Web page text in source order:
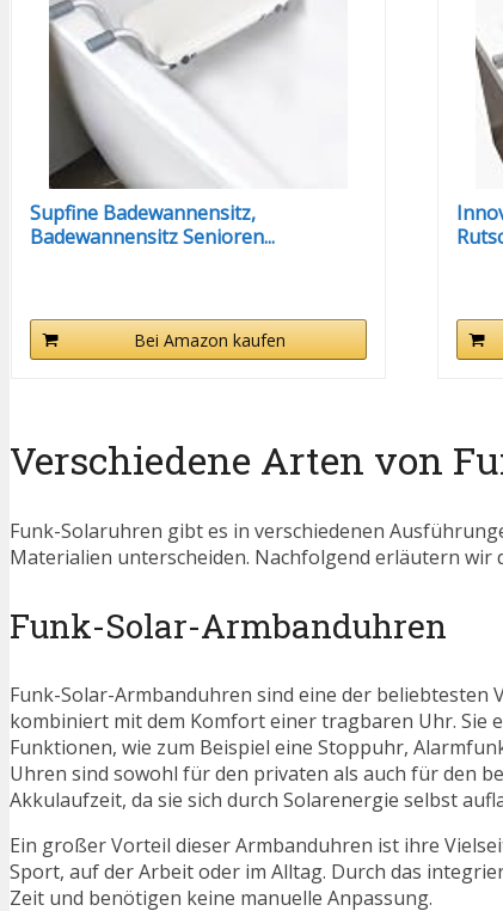
Supfine Badewannensitz,
Badewannensitz Senioren...
Bei Amazon kaufen
Verschiedene Arten von
Funk-Solaruhren gibt es in verschiedenen
Materialien unterscheiden. Nachfolgend erläutern wir
Funk-Solar-Armbanduhren
Funk-Solar-Armbanduhren sind eine der beliebtesten
kombiniert mit dem Komfort einer tragbaren Uhr. Sie
Funktionen, wie zum Beispiel eine Stoppuhr,
Uhren sind sowohl für den privaten als auch für den
Akkulaufzeit, da sie sich durch Solarenergie selbst
Ein großer Vorteil dieser Armbanduhren ist ihre
Sport, auf der Arbeit oder im Alltag. Durch das
Zeit und benötigen keine manuelle Anpassung.